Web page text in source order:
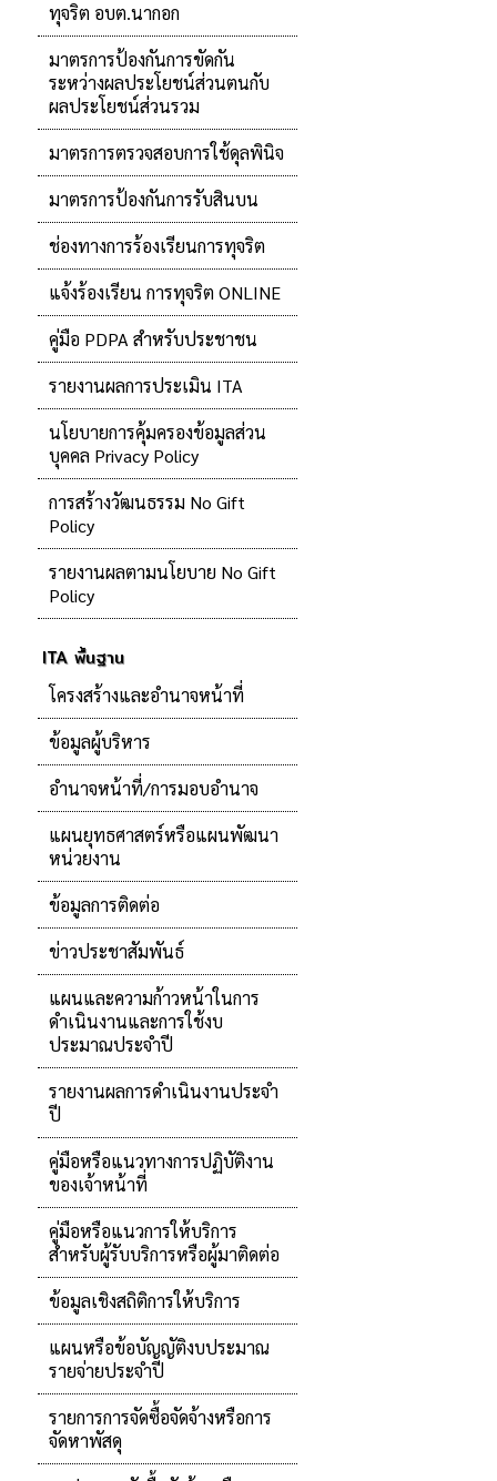
ทุจริต อบต.นากอก
มาตรการป้องกันการขัดกัน
ระหว่างผลประโยชน์ส่วนตนกับ
ผลประโยชน์ส่วนรวม
มาตรการตรวจสอบการใช้ดุลพินิจ
มาตรการป้องกันการรับสินบน
ช่องทางการร้องเรียนการทุจริต
แจ้งร้องเรียน การทุจริต ONLINE
คู่มือ PDPA สำหรับประชาชน
รายงานผลการประเมิน ITA
นโยบายการคุ้มครองข้อมูลส่วน
บุคคล Privacy Policy
การสร้างวัฒนธรรม No Gift
Policy
รายงานผลตามนโยบาย No Gift
Policy
ITA พื้นฐาน
โครงสร้างและอำนาจหน้าที่
ข้อมูลผู้บริหาร
อำนาจหน้าที่/การมอบอำนาจ
แผนยุทธศาสตร์หรือแผนพัฒนา
หน่วยงาน
ข้อมูลการติดต่อ
ข่าวประชาสัมพันธ์
แผนและความก้าวหน้าในการ
ดำเนินงานและการใช้งบ
ประมาณประจำปี
รายงานผลการดำเนินงานประจำ
ปี
คู่มือหรือแนวทางการปฏิบัติงาน
ของเจ้าหน้าที่
คู่มือหรือแนวการให้บริการ
สำหรับผู้รับบริการหรือผู้มาติดต่อ
ข้อมูลเชิงสถิติการให้บริการ
แผนหรือข้อบัญญัติงบประมาณ
รายจ่ายประจำปี
รายการการจัดซื้อจัดจ้างหรือการ
จัดหาพัสดุ